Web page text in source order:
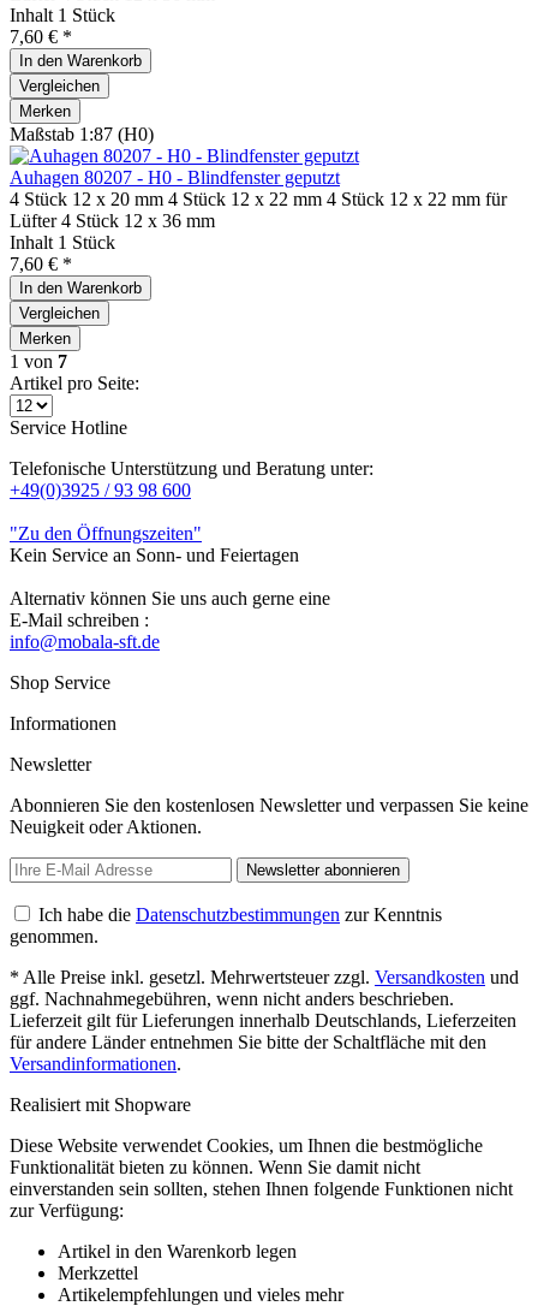
Inhalt 1 Stück
7,60 € *
In den Warenkorb
Vergleichen
Merken
Maßstab 1:87 (H0)
Auhagen 80207 - H0 - Blindfenster geputzt
4 Stück 12 x 20 mm 4 Stück 12 x 22 mm 4 Stück 12 x 22 mm für
Lüfter 4 Stück 12 x 36 mm
Inhalt 1 Stück
7,60 € *
In den Warenkorb
Vergleichen
Merken
1 von 7
Artikel pro Seite:
Service Hotline
Telefonische Unterstützung und Beratung unter:
+49(0)3925 / 93 98 600
"Zu den Öffnungszeiten"
Kein Service an Sonn- und Feiertagen
Alternativ können Sie uns auch gerne eine
E-Mail schreiben :
info@mobala-sft.de
Shop Service
Informationen
Newsletter
Abonnieren Sie den kostenlosen Newsletter und verpassen Sie keine
Neuigkeit oder Aktionen.
Newsletter abonnieren
Ich habe die Datenschutzbestimmungen zur Kenntnis
genommen.
* Alle Preise inkl. gesetzl. Mehrwertsteuer zzgl. Versandkosten und
ggf. Nachnahmegebühren, wenn nicht anders beschrieben.
Lieferzeit gilt für Lieferungen innerhalb Deutschlands, Lieferzeiten
für andere Länder entnehmen Sie bitte der Schaltfläche mit den
Versandinformationen.
Realisiert mit Shopware
Diese Website verwendet Cookies, um Ihnen die bestmögliche
Funktionalität bieten zu können. Wenn Sie damit nicht
einverstanden sein sollten, stehen Ihnen folgende Funktionen nicht
zur Verfügung:
Artikel in den Warenkorb legen
Merkzettel
Artikelempfehlungen und vieles mehr